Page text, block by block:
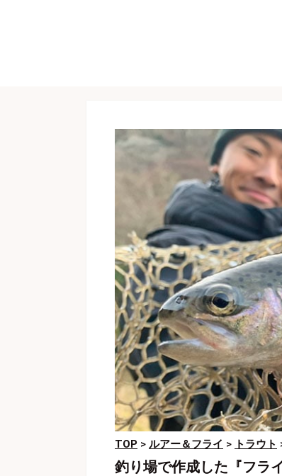
TOP > ルアー＆フライ > トラウト
釣り場で作成した『フラ